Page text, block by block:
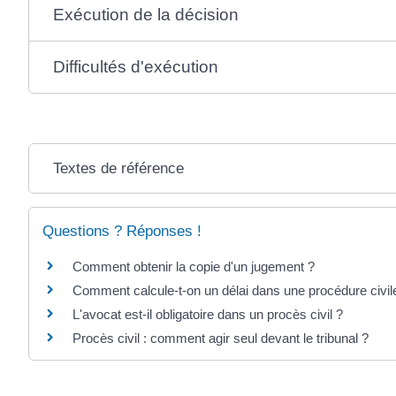
Exécution de la décision
Difficultés d'exécution
Textes de référence
Questions ? Réponses !
Comment obtenir la copie d'un jugement ?
Comment calcule-t-on un délai dans une procédure
L'avocat est-il obligatoire dans un procès civil ?
Procès civil : comment agir seul devant le tribunal ?